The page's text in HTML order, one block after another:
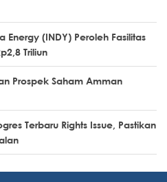
Energy (INDY) Peroleh Fasilitas
Triliun
Prospek Saham Amman
Terbaru Rights Issue, Pastikan